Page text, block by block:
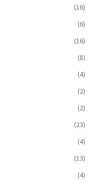
(16)
(6)
(16)
(8)
(4)
(2)
(2)
(23)
(4)
(13)
(4)